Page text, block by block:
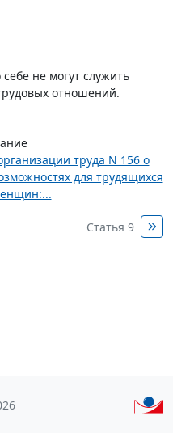
не могут служить
отношений.
труда N 156 о
для трудящихся
Статья 9